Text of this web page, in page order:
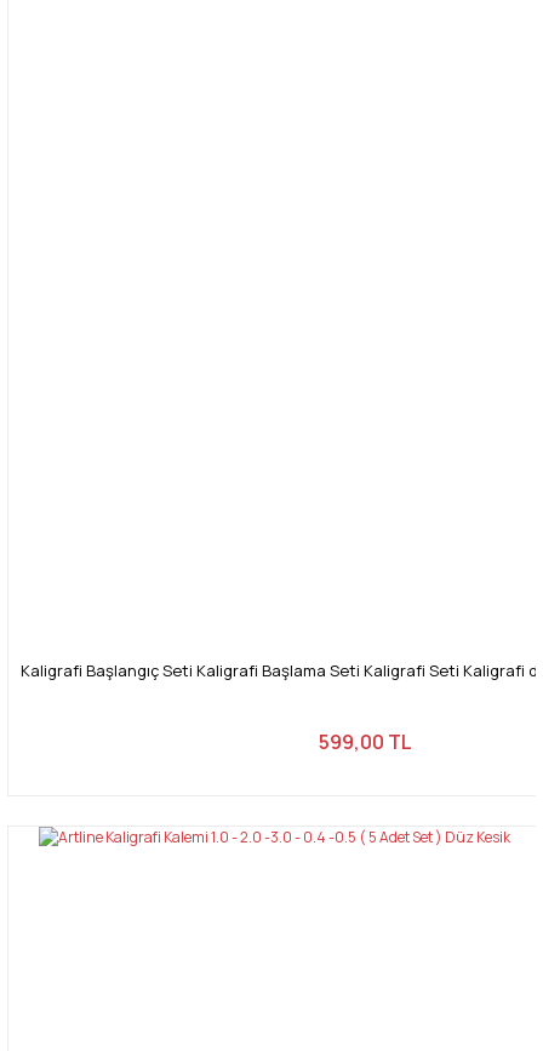
Kaligrafi Başlangıç Seti Kaligrafi Başlama Seti Kaligrafi Seti Kaligrafi
599,00 TL